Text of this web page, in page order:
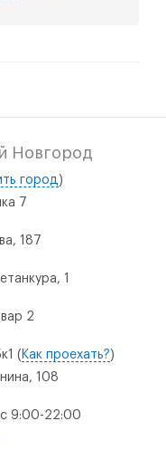
Новгород
город )
7
187
1
2
( Как проехать?)
108
9:00-22:00